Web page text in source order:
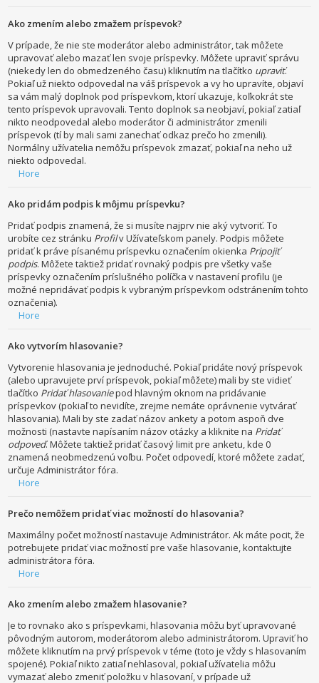
Ako zmením alebo zmažem príspevok?
V prípade, že nie ste moderátor alebo administrátor, tak môžete
upravovať alebo mazať len svoje príspevky. Môžete upraviť správu
(niekedy len do obmedzeného času) kliknutím na tlačítko upraviť.
Pokiaľ už niekto odpovedal na váš príspevok a vy ho upravíte, objaví
sa vám malý doplnok pod príspevkom, ktorí ukazuje, koľkokrát ste
tento príspevok upravovali. Tento doplnok sa neobjaví, pokiaľ zatiaľ
nikto neodpovedal alebo moderátor či administrátor zmenili
príspevok (tí by mali sami zanechať odkaz prečo ho zmenili).
Normálny užívatelia nemôžu príspevok zmazať, pokiaľ na neho už
niekto odpovedal.
Hore
Ako pridám podpis k môjmu príspevku?
Pridať podpis znamená, že si musíte najprv nie aký vytvoriť. To
urobíte cez stránku Profilv Užívateľskom panely. Podpis môžete
pridať k práve písanému príspevku označením okienka Pripojiť
podpis. Môžete taktiež pridať rovnaký podpis pre všetky vaše
príspevky označením príslušného políčka v nastavení profilu (je
možné nepridávať podpis k vybraným príspevkom odstránením tohto
označenia).
Hore
Ako vytvorím hlasovanie?
Vytvorenie hlasovania je jednoduché. Pokiaľ pridáte nový príspevok
(alebo upravujete prví príspevok, pokiaľ môžete) mali by ste vidieť
tlačítko Pridať hlasovaniepod hlavným oknom na pridávanie
príspevkov (pokiaľ to nevidíte, zrejme nemáte oprávnenie vytvárať
hlasovania). Mali by ste zadať názov ankety a potom aspoň dve
možnosti (nastavte napísaním názov otázky a kliknite na Pridať
odpoveď. Môžete taktiež pridať časový limit pre anketu, kde 0
znamená neobmedzenú voľbu. Počet odpovedí, ktoré môžete zadať,
určuje Administrátor fóra.
Hore
Prečo nemôžem pridať viac možností do hlasovania?
Maximálny počet možností nastavuje Administrátor. Ak máte pocit, že
potrebujete pridať viac možností pre vaše hlasovanie, kontaktujte
administrátora fóra.
Hore
Ako zmením alebo zmažem hlasovanie?
Je to rovnako ako s príspevkami, hlasovania môžu byť upravované
pôvodným autorom, moderátorom alebo administrátorom. Upraviť ho
môžete kliknutím na prvý príspevok v téme (toto je vždy s hlasovaním
spojené). Pokiaľ nikto zatiaľ nehlasoval, pokiaľ užívatelia môžu
vymazať alebo zmeniť položku v hlasovaní, v prípade už